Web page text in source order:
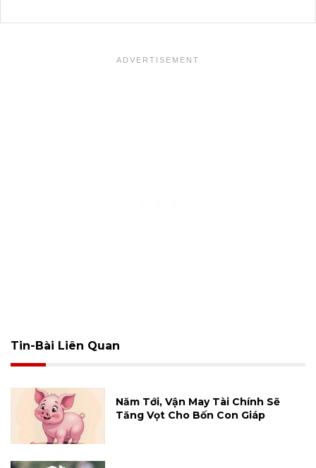
Tin-Bài Liên Quan
Năm Tới, Vận May Tài Chính Sẽ
Tăng Vọt Cho Bốn Con Giáp